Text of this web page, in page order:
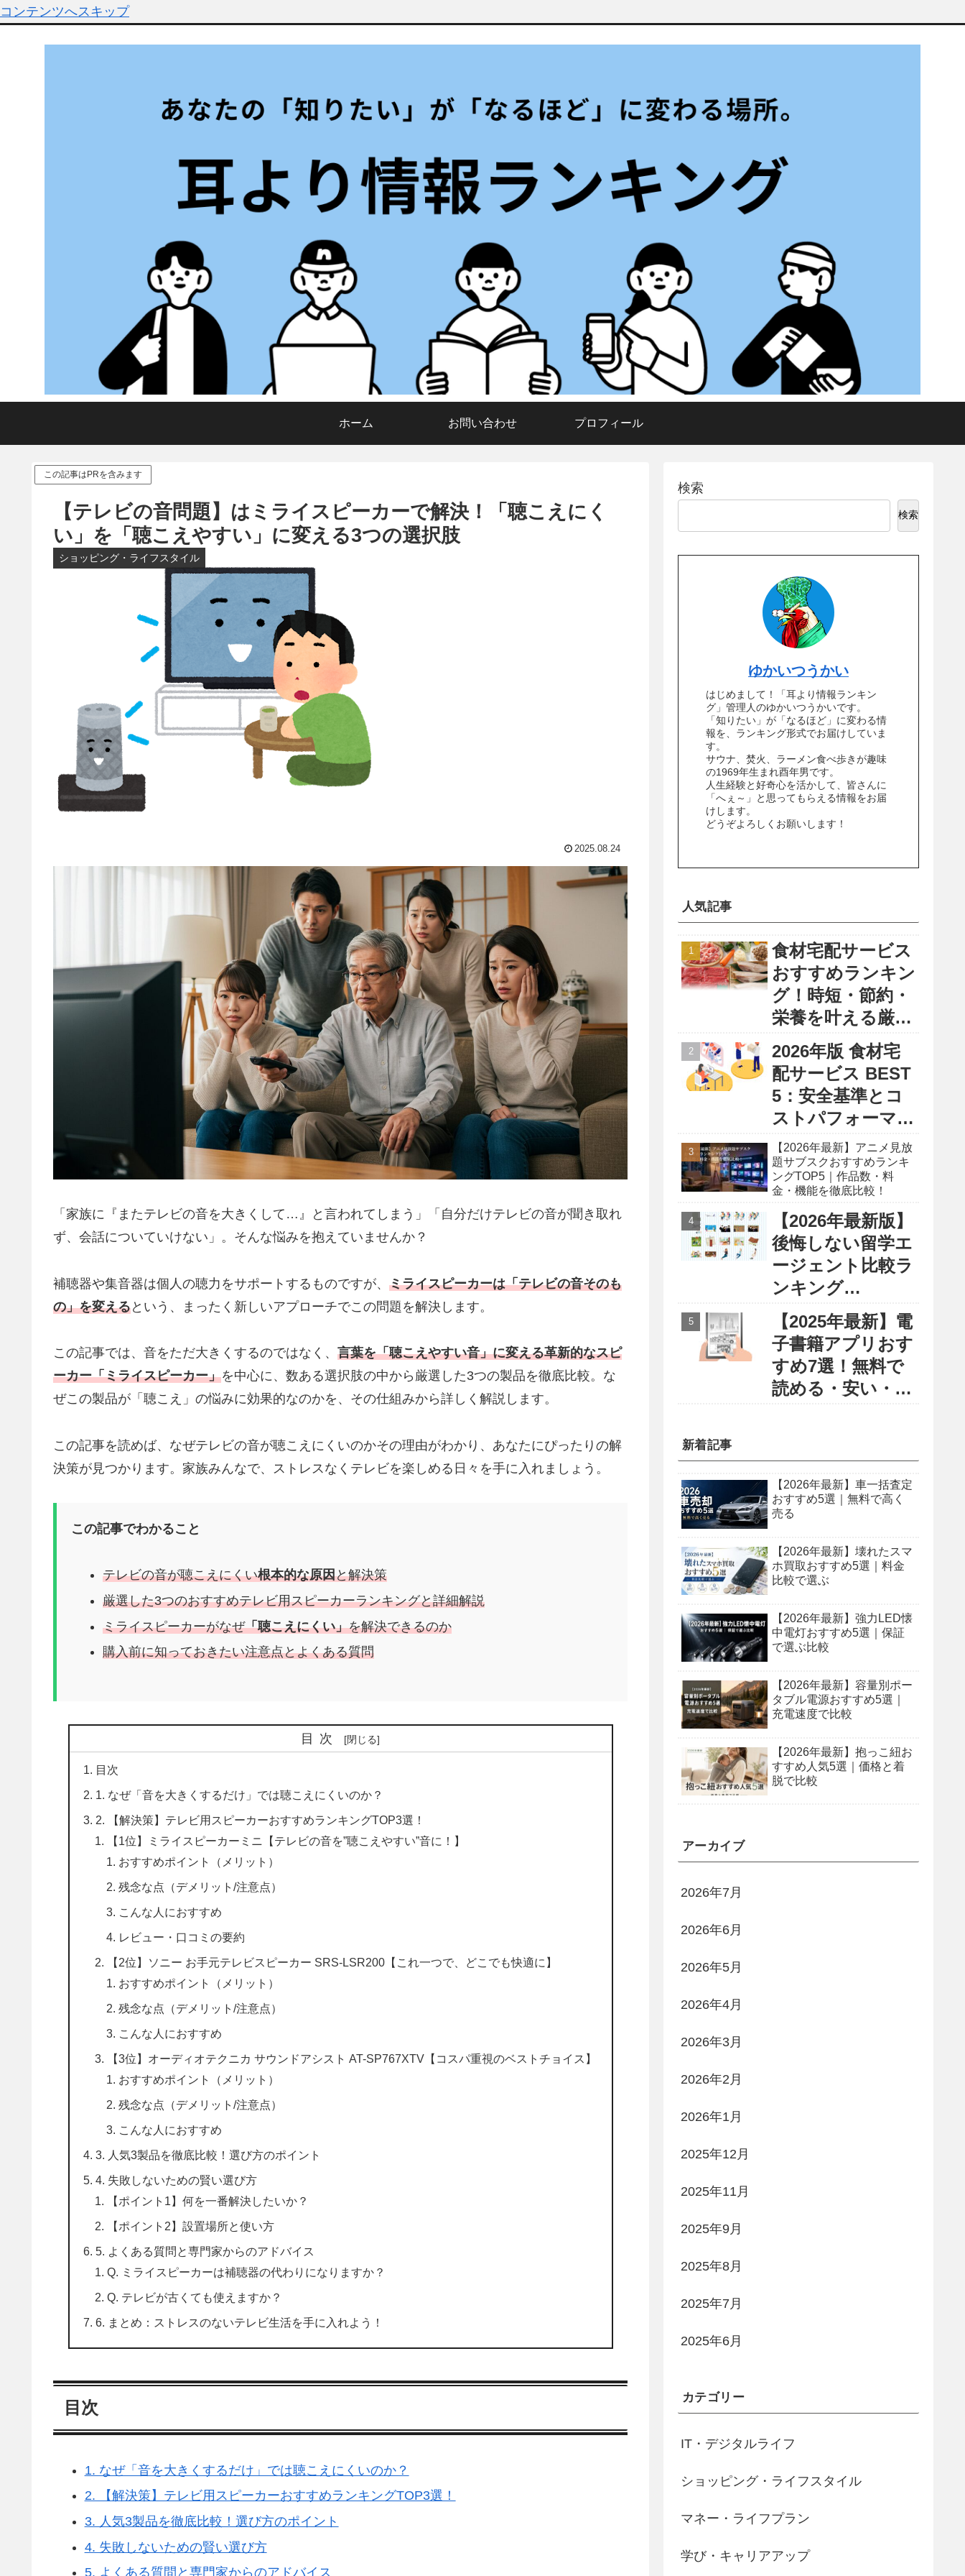
コンテンツへスキップ
ホーム お問い合わせ プロフィール
この記事はPRを含みます
【テレビの音問題】はミライスピーカーで解決！「聴こえにく
い」を「聴こえやすい」に変える3つの選択肢
ショッピング・ライフスタイル
2025.08.24
「家族に『またテレビの音を大きくして…』と言われてしまう」「自分だけテレビの音が聞き取れ
ず、会話についていけない」。そんな悩みを抱えていませんか？
補聴器や集音器は個人の聴力をサポートするものですが、 ミライスピーカーは「テレビの音そのも
の」を変えるという、まったく新しいアプローチでこの問題を解決します。
この記事では、音をただ大きくするのではなく、 言葉を「聴こえやすい音」に変える革新的なスピ
ーカー「ミライスピーカー」を中心に、数ある選択肢の中から厳選した3つの製品を徹底比較。な
ぜこの製品が「聴こえ」の悩みに効果的なのかを、その仕組みから詳しく解説します。
この記事を読めば、なぜテレビの音が聴こえにくいのかその理由がわかり、あなたにぴったりの解
決策が見つかります。家族みんなで、ストレスなくテレビを楽しめる日々を手に入れましょう。
この記事でわかること
テレビの音が聴こえにくい根本的な原因と解決策
厳選した3つのおすすめテレビ用スピーカーランキングと詳細解説
ミライスピーカーがなぜ「聴こえにくい」を解決できるのか
購入前に知っておきたい注意点とよくある質問
目次
目次
1. なぜ「音を大きくするだけ」では聴こえにくいのか？
2. 【解決策】テレビ用スピーカーおすすめランキングTOP3選！
【1位】ミライスピーカーミニ【テレビの音を”聴こえやすい”音に！】
おすすめポイント（メリット）
残念な点（デメリット/注意点）
こんな人におすすめ
レビュー・口コミの要約
【2位】ソニー お手元テレビスピーカー SRS-LSR200【これ一つで、どこでも快適に】
おすすめポイント（メリット）
残念な点（デメリット/注意点）
こんな人におすすめ
【3位】オーディオテクニカ サウンドアシスト AT-SP767XTV【コスパ重視のベストチョイス】
おすすめポイント（メリット）
残念な点（デメリット/注意点）
こんな人におすすめ
3. 人気3製品を徹底比較！選び方のポイント
4. 失敗しないための賢い選び方
【ポイント1】何を一番解決したいか？
【ポイント2】設置場所と使い方
5. よくある質問と専門家からのアドバイス
Q. ミライスピーカーは補聴器の代わりになりますか？
Q. テレビが古くても使えますか？
6. まとめ：ストレスのないテレビ生活を手に入れよう！
目次
1. なぜ「音を大きくするだけ」では聴こえにくいのか？
2. 【解決策】テレビ用スピーカーおすすめランキングTOP3選！
3. 人気3製品を徹底比較！選び方のポイント
4. 失敗しないための賢い選び方
5. よくある質問と専門家からのアドバイス
検索
検索
ゆかいつうかい
はじめまして！「耳より情報ランキン
グ」管理人のゆかいつうかいです。
「知りたい」が「なるほど」に変わる情
報を、ランキング形式でお届けしていま
す。
サウナ、焚火、ラーメン食べ歩きが趣味
の1969年生まれ酉年男です。
人生経験と好奇心を活かして、皆さんに
「へぇ～」と思ってもらえる情報をお届
けします。
どうぞよろしくお願いします！
人気記事
食材宅配サービス
おすすめランキン
グ！時短・節約・
栄養を叶える厳選
2026年版 食材宅
配サービス BEST
5：安全基準とコ
ストパフォーマン
ス徹底比較レポー
ト
【2026年最新】アニメ見放
題サブスクおすすめランキ
ングTOP5｜作品数・料
金・機能を徹底比較！
【2026年最新版】
後悔しない留学エ
ージェント比較ラ
ンキング
〜円安・物価高に
負けない賢い留学
選び〜
【2025年最新】電
子書籍アプリおす
すめ7選！無料で
読める・安い・使
新着記事
【2026年最新】車一括査定
おすすめ5選｜無料で高く
売る
【2026年最新】壊れたスマ
ホ買取おすすめ5選｜料金
比較で選ぶ
【2026年最新】強力LED懐
中電灯おすすめ5選｜保証
で選ぶ比較
【2026年最新】容量別ポー
タブル電源おすすめ5選｜
充電速度で比較
【2026年最新】抱っこ紐お
すすめ人気5選｜価格と着
脱で比較
アーカイブ
2026年7月
2026年6月
2026年5月
2026年4月
2026年3月
2026年2月
2026年1月
2025年12月
2025年11月
2025年9月
2025年8月
2025年7月
2025年6月
カテゴリー
IT・デジタルライフ
ショッピング・ライフスタイル
マネー・ライフプラン
学び・キャリアアップ